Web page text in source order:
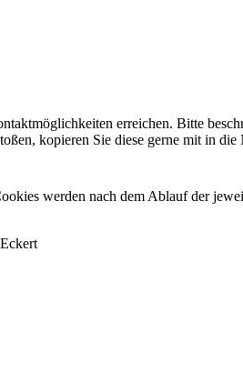
erreichen. Bitte
kopieren Sie diese gerne mit in die
werden nach dem Ablauf der